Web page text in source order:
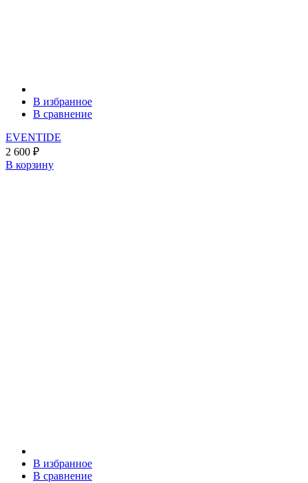
В избранное
В сравнение
EVENTIDE
2 600 ₽
В корзину
В избранное
В сравнение